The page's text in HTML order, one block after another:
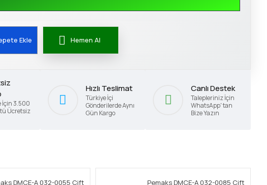
Ekle Hemen Al
İçin 3.500
Ücretsiz
Hızlı Teslimat
Türkiye İçi
Gönderilerde Aynı
Gün Kargo
Canlı Destek
Talepleriniz İçin
WhatsApp' tan
Bize Yazın
DMCE-A 032-0055 Çift
Pemaks DMCE-A 032-0085 Çift